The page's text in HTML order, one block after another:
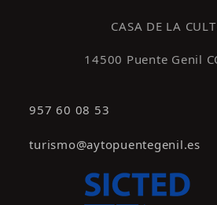
CASA DE LA
14500 Puente Genil
957 60 08 53
turismo@aytopuentegenil.es